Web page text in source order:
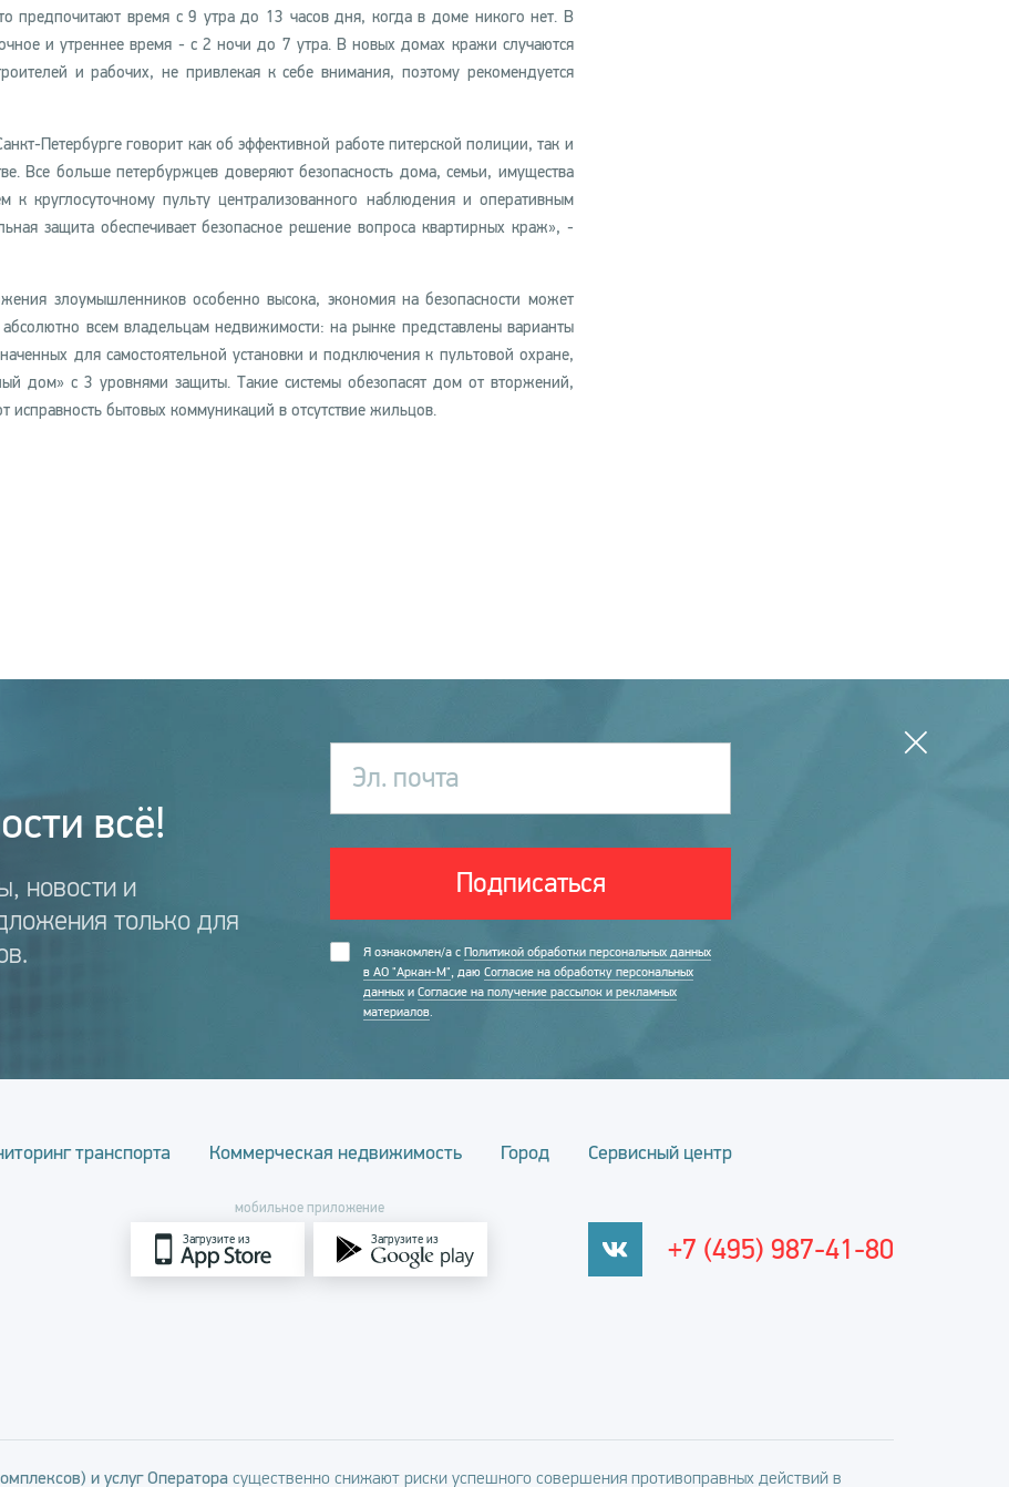
предпочитают время с 9 утра до 13 часов дня, когда в доме никого нет. В
и утреннее время - с 2 ночи до 7 утра. В новых домах кражи случаются
и рабочих, не привлекая к себе внимания, поэтому рекомендуется
Петербурге говорит как об эффективной работе питерской полиции, так и
Все больше петербуржцев доверяют безопасность дома, семьи, имущества
круглосуточному пульту централизованного наблюдения и оперативным
защита обеспечивает безопасное решение вопроса квартирных краж», -
злоумышленников особенно высока, экономия на безопасности может
всем владельцам недвижимости: на рынке представлены варианты
для самостоятельной установки и подключения к пультовой охране,
дом» с 3 уровнями защиты. Такие системы обезопасят дом от вторжений,
исправность бытовых коммуникаций в отсутствие жильцов.
всё!
новости и
только для
Эл. почта
Подписаться
Я ознакомлен/а с Политикой обработки персональных данных
в АО "Аркан-М", даю Согласие на обработку персональных
данных и Согласие на получение рассылок и рекламных
материалов.
транспорта Коммерческая недвижимость Город Сервисный центр
мобильное приложение
Загрузите из Загрузите из +7 (495) 987-41-80
и услуг Оператора существенно снижают риски успешного совершения противоправных действий в